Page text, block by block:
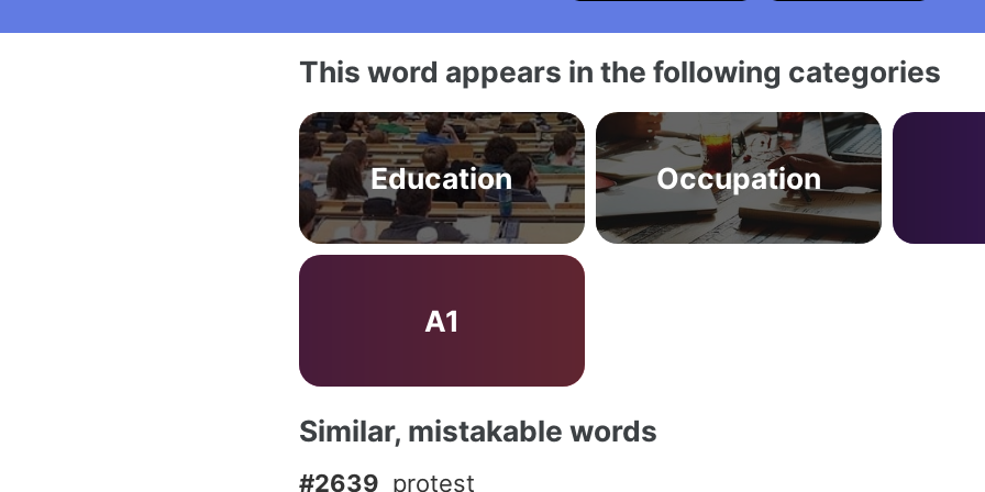
This word appears in the following categories
Education Occupation
A1
Similar, mistakable words
#2639 protest